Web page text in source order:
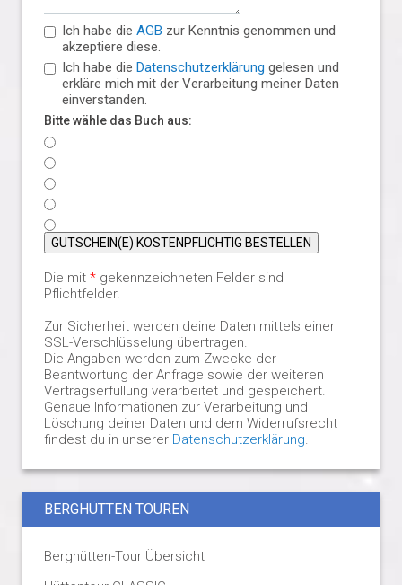
Ich habe die AGB zur Kenntnis genommen und
akzeptiere diese.
Ich habe die Datenschutzerklärung gelesen und
erkläre mich mit der Verarbeitung meiner Daten
einverstanden.
Bitte wähle das Buch aus:
GUTSCHEIN(E) KOSTENPFLICHTIG BESTELLEN
Die mit * gekennzeichneten Felder sind
Pflichtfelder.
Zur Sicherheit werden deine Daten mittels einer
SSL-Verschlüsselung übertragen.
Die Angaben werden zum Zwecke der
Beantwortung der Anfrage sowie der weiteren
Vertragserfüllung verarbeitet und gespeichert.
Genaue Informationen zur Verarbeitung und
Löschung deiner Daten und dem Widerrufsrecht
findest du in unserer Datenschutzerklärung.
BERGHÜTTEN TOUREN
Berghütten-Tour Übersicht